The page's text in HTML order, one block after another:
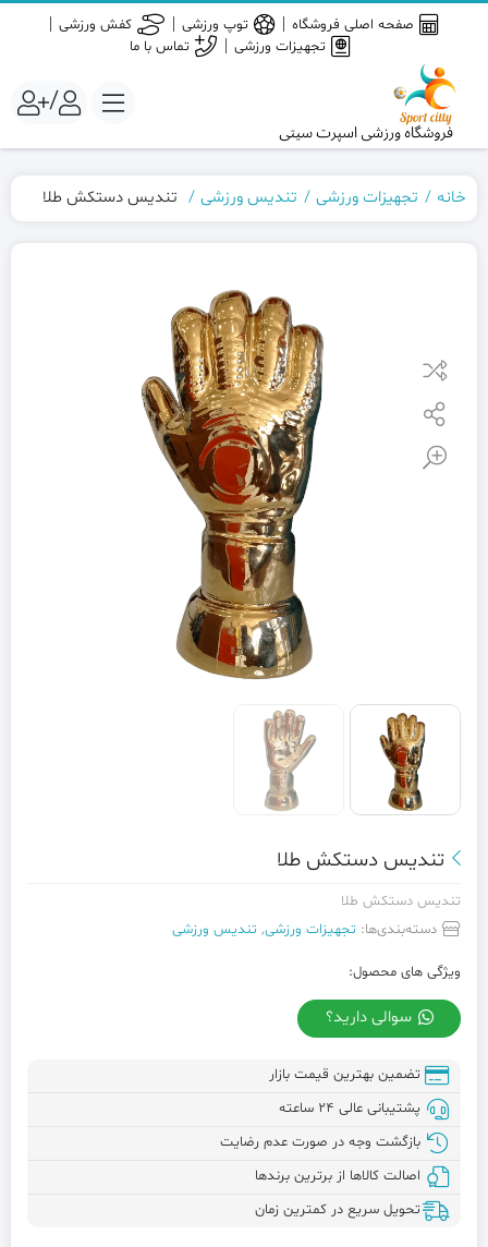
صفحه اصلی فروشگاه توپ ورزشی
کفش ورزشی
تجهیزات ورزشی
تماس با ما
/
خانه تجهیزات ورزشی تندیس ورزشی تندیس دستکش طلا
تندیس دستکش طلا
تندیس دستکش طلا
دسته‌بندی‌ها: تجهیزات ورزشی, تندیس ورزشی
ویژگی های محصول:
سوالی دارید؟
تضمین بهترین قیمت بازار
پشتیبانی عالی ۲۴ ساعته
بازگشت وجه در صورت عدم رضایت
اصالت کالاها از برترین برندها
تحویل سریع در کمترین زمان